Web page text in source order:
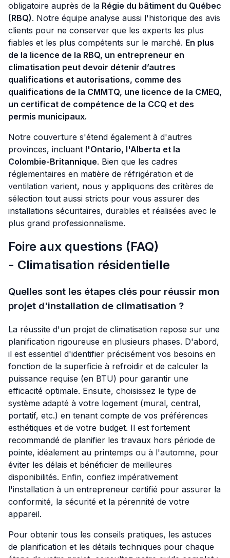
obligatoire auprès de la Régie du bâtiment du Québec
(RBQ). Notre équipe analyse aussi l'historique des avis
clients pour ne conserver que les experts les plus
fiables et les plus compétents sur le marché. En plus
de la licence de la RBQ, un entrepreneur en
climatisation peut devoir détenir d’autres
qualifications et autorisations, comme des
qualifications de la CMMTQ, une licence de la CMEQ,
un certificat de compétence de la CCQ et des
permis municipaux.
Notre couverture s'étend également à d'autres
provinces, incluant l'Ontario, l'Alberta et la
Colombie-Britannique. Bien que les cadres
réglementaires en matière de réfrigération et de
ventilation varient, nous y appliquons des critères de
sélection tout aussi stricts pour vous assurer des
installations sécuritaires, durables et réalisées avec le
plus grand professionnalisme.
Foire aux questions (FAQ)
- Climatisation résidentielle
Quelles sont les étapes clés pour réussir mon
projet d'installation de climatisation ?
La réussite d'un projet de climatisation repose sur une
planification rigoureuse en plusieurs phases. D'abord,
il est essentiel d'identifier précisément vos besoins en
fonction de la superficie à refroidir et de calculer la
puissance requise (en BTU) pour garantir une
efficacité optimale. Ensuite, choisissez le type de
système adapté à votre logement (mural, central,
portatif, etc.) en tenant compte de vos préférences
esthétiques et de votre budget. Il est fortement
recommandé de planifier les travaux hors période de
pointe, idéalement au printemps ou à l'automne, pour
éviter les délais et bénéficier de meilleures
disponibilités. Enfin, confiez impérativement
l'installation à un entrepreneur certifié pour assurer la
conformité, la sécurité et la pérennité de votre
appareil.
Pour obtenir tous les conseils pratiques, les astuces
de planification et les détails techniques pour chaque